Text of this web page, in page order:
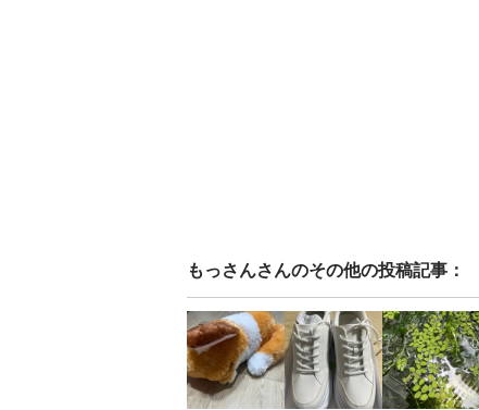
もっさんさんのその他の投稿記事：